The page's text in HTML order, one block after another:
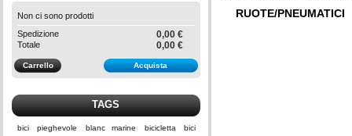
Non ci sono prodotti
Spedizione
0,00 €
Totale 0,00 €
Carrello Acquista
TAGS
bici pieghevole blanc marine bicicletta bici
RUOTE/PNEUMATICI